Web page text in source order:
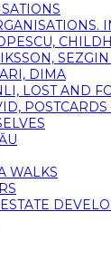
DIMA
LOST AND
WALKS